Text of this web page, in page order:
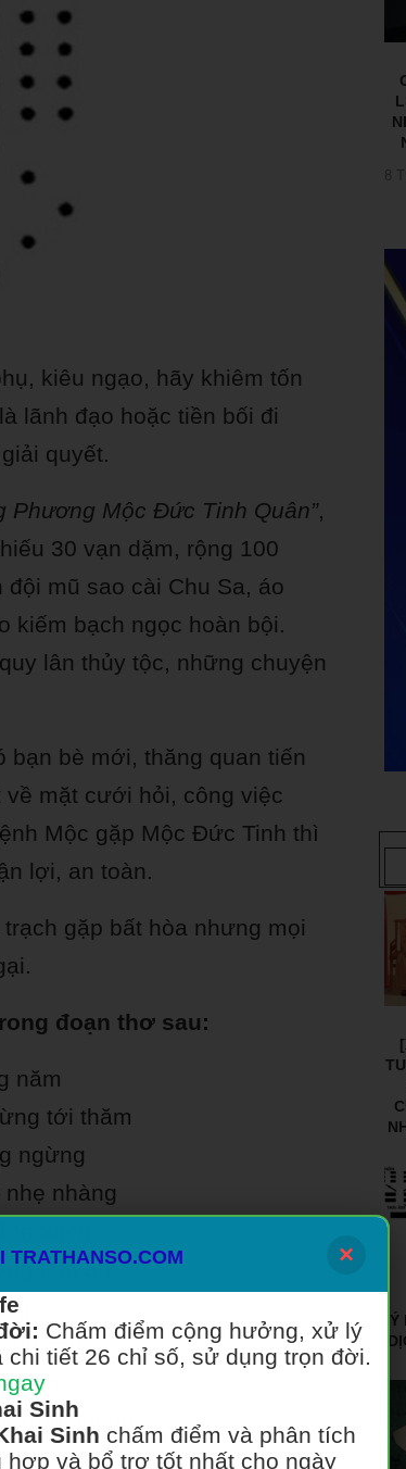
kiêu ngạo, hãy khiêm tốn
lãnh đạo hoặc tiền bối đi
quyết.
Phương Mộc Đức Tinh Quân”,
30 vạn dặm, rộng 100
mũ sao cài Chu Sa, áo
kiếm bạch ngọc hoàn bội.
lân thủy tộc, những chuyện
bạn bè mới, thăng quan tiến
mặt cưới hỏi, công việc
Mộc gặp Mộc Đức Tinh thì
lợi, an toàn.
gặp bất hòa nhưng mọi
đoạn thơ sau:
năm
tới thăm
ngừng
nhàng
vàng
làm ăn
đường
tất an
8
Ý
TRATHANSO.COM ×
Chấm điểm cộng hưởng, xử lý
chi tiết 26 chỉ số, sử dụng trọn đời.
Sinh
Sinh chấm điểm và phân tích
hợp và bổ trợ tốt nhất cho ngày